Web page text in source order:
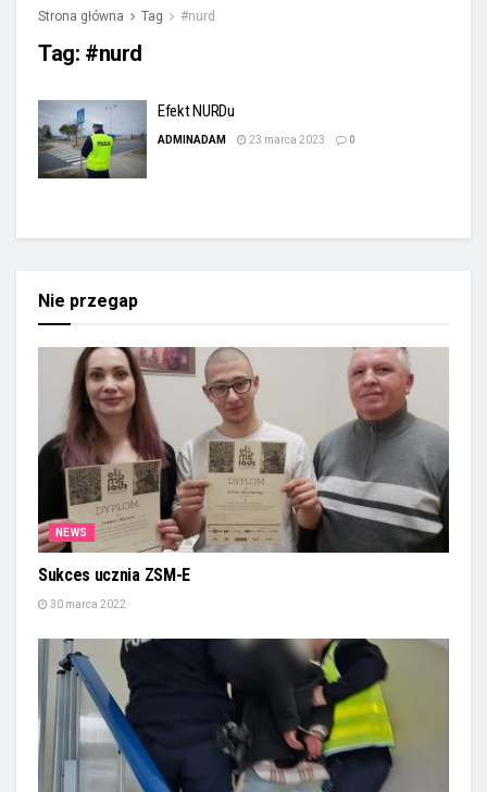
Strona główna Tag #nurd
Tag: #nurd
Efekt NURDu
ADMINADAM 23 marca 2023 0
Nie przegap
NEWS
Sukces ucznia ZSM-E
30 marca 2022